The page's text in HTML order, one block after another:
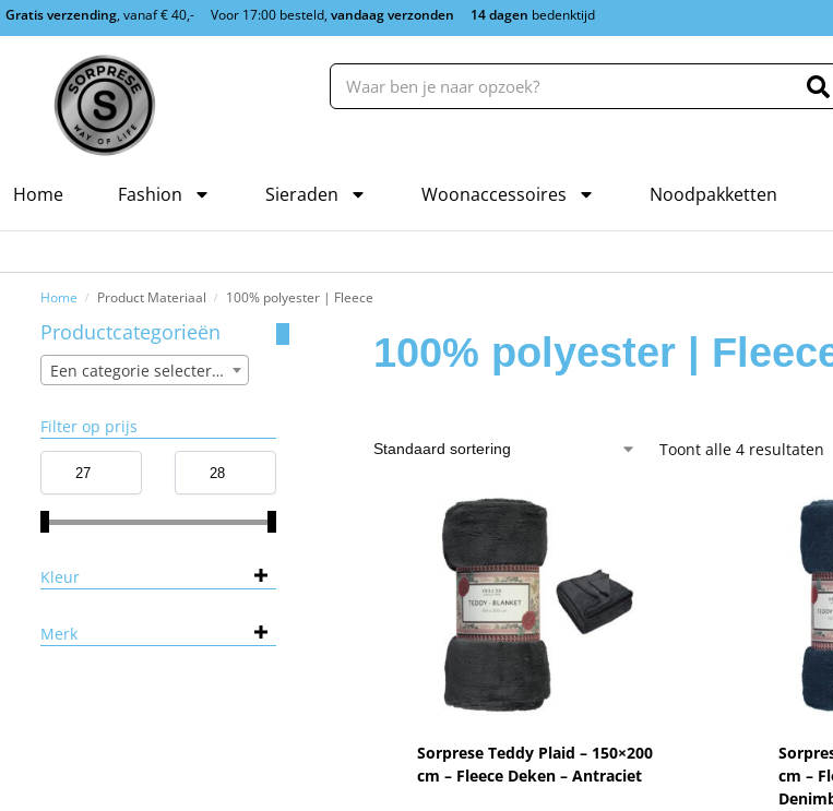
Gratis verzending, vanaf € 40,- Voor 17:00 besteld,vandaag verzonden 14 dagen bedenktijd
Home Fashion Sieraden Woonaccessoires Noodpakketten
Home / Product Materiaal / 100% polyester | Fleece
100% polyester |
Toont alle 4 resultaten
Sorprese Teddy Plaid – 150×200
cm – Fleece Deken – Antraciet
cm –
Productcategorieën
Een categorie selecteren
Filter op prijs
Kleur
Merk